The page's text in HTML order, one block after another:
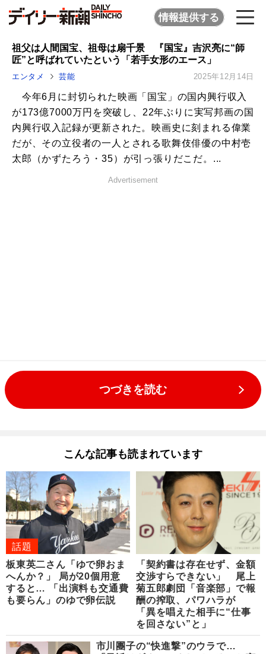
情報提供する
祖父は人間国宝、祖母は扇千景 『国宝』吉沢亮に“師
匠”と呼ばれていたという「若手女形のエース」
エンタメ 芸能 2025年12月14日
今年6月に封切られた映画「国宝」の国内興行収入
が173億7000万円を突破し、22年ぶりに実写邦画の国
内興行収入記録が更新された。映画史に刻まれる偉業
だが、その立役者の一人とされる歌舞伎俳優の中村壱
太郎（かずたろう・35）が引っ張りだこだ。...
Advertisement
つづきを読む
こんな記事も読まれています
話題
板東英二さん「ゆで卵おま
へんか？」 局が20個用意
すると… 「出演料も交通費
も要らん」のゆで卵伝説
「契約書は存在せず、金額
交渉すらできない」 尾上
菊五郎劇団「音楽部」で報
酬の搾取、パワハラが
「異を唱えた相手に“仕事
を回さない”と」
市川團子の“快進撃”のウラで…